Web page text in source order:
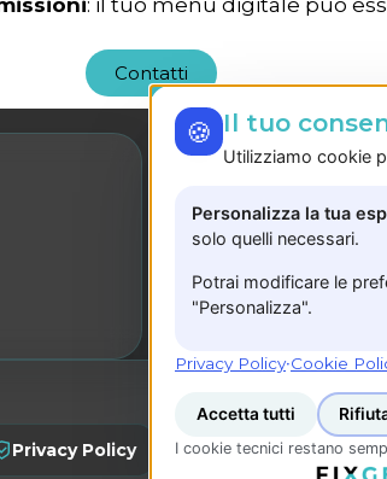
Contatti
LE NOSTRE SEDI
Sede Salerno
Privacy Policy Registrati
🍪 Il tuo
Utilizziamo cookie
Personalizza la tua
solo quelli necessari.
Potrai modificare le
"Personalizza".
Privacy Policy·Cookie
Accetta tutti
I cookie tecnici restano